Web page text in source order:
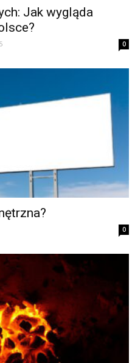
Jak wygląda
0
0